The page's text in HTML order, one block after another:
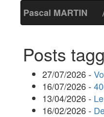
Pascal MARTIN
Posts
27/07/2026 -
16/07/2026 -
13/04/2026 -
16/02/2026 -